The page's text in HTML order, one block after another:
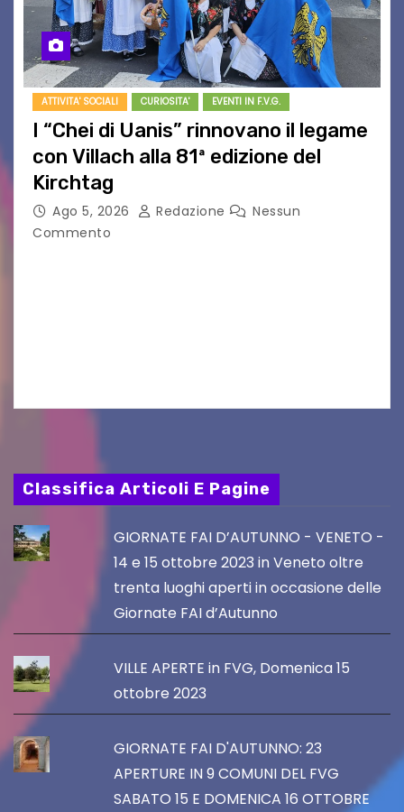
ATTIVITA' SOCIALI CURIOSITA' EVENTI IN F.V.G.
I “Chei di Uanis” rinnovano il legame
con Villach alla 81ª edizione del
Kirchtag
Ago 5, 2026 Redazione
Nessun
Commento
Classifica Articoli E Pagine
GIORNATE FAI D’AUTUNNO - VENETO -
14 e 15 ottobre 2023 in Veneto oltre
trenta luoghi aperti in occasione delle
Giornate FAI d’Autunno
VILLE APERTE in FVG, Domenica 15
ottobre 2023
GIORNATE FAI D'AUTUNNO: 23
APERTURE IN 9 COMUNI DEL FVG
SABATO 15 E DOMENICA 16 OTTOBRE